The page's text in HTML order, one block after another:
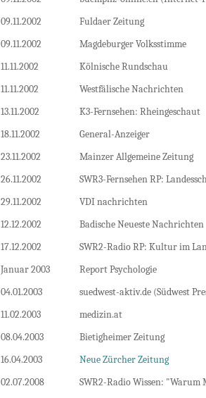
09.11.2002
09.11.2002
11.11.2002
11.11.2002
13.11.2002
18.11.2002
23.11.2002
26.11.2002
29.11.2002
12.12.2002
17.12.2002
Januar 2003
04.01.2003
11.02.2003
08.04.2003
16.04.2003
02.07.2008
Fuldaer Zeitung
Magdeburger Volksstimme
Kölnische Rundschau
Westfälische Nachrichten
K3-Fernsehen: Rheingeschaut
General-Anzeiger
Mainzer Allgemeine Zeitung
SWR3-Fernsehen RP:
VDI nachrichten
Badische Neueste Nachrichten
SWR2-Radio RP: Kultur im
Report Psychologie
suedwest-aktiv.de (Südwest
medizin.at
Bietigheimer Zeitung
Neue Zürcher Zeitung
SWR2-Radio Wissen: "Warum